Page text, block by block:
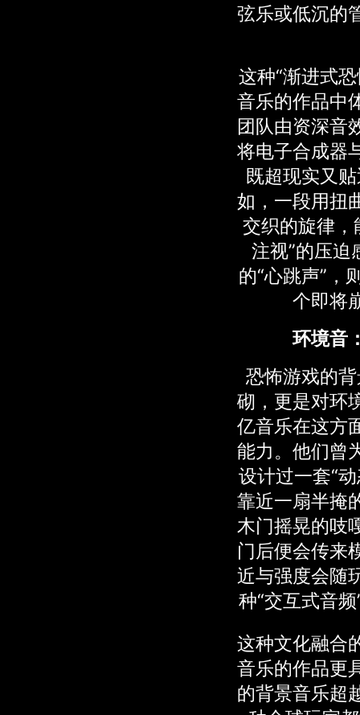
弦乐或低沉的
这种“渐进式
音乐的作品中
团队由资深音
将电子合成器
既超现实又
如，一段用扭
交织的旋律，
注视”的压迫
的“心跳声”，
个即将
环境音
恐怖游戏的
砌，更是对环
亿音乐在这方
能力。他们曾
设计过一套“
靠近一扇半掩
木门摇晃的吱
门后便会传来
近与强度会随
种“交互式音
这种文化融合
音乐的作品更
的背景音乐超